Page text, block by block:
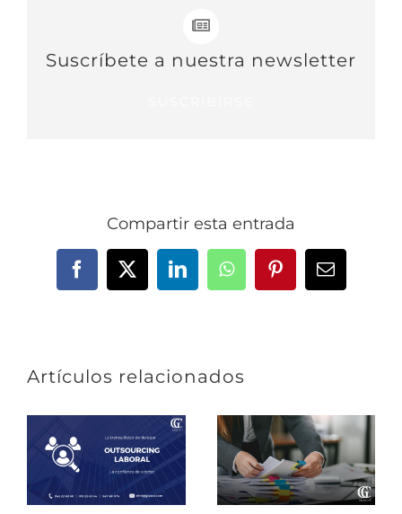
Suscríbete a nuestra newsletter
Compartir esta entrada
Facebook
X LinkedInWhatsAppPinterestCorreo
Artículos relacionados